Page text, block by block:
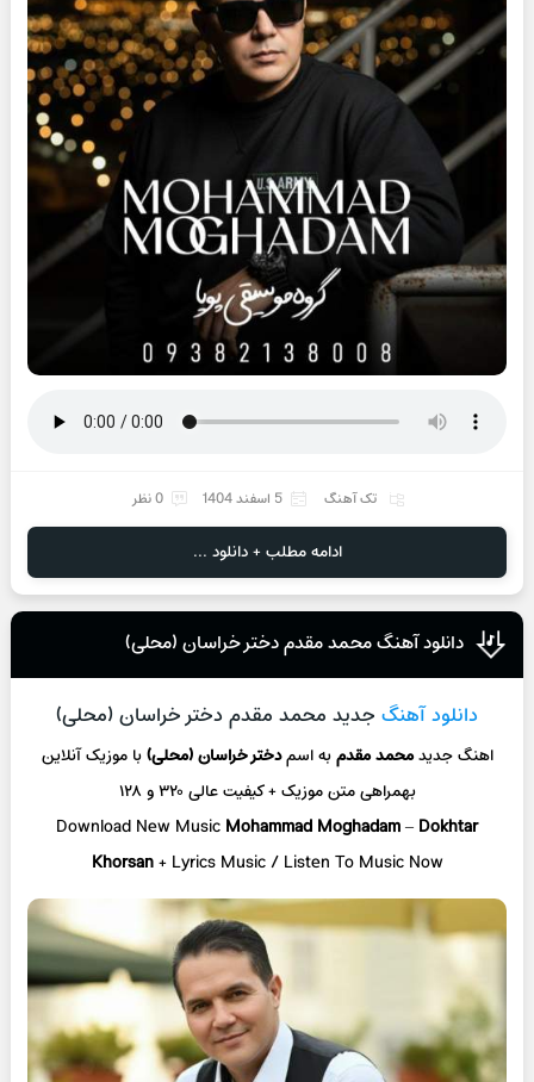
تک آهنگ 5 اسفند 1404 0 نظر
ادامه مطلب + دانلود ...
دانلود آهنگ محمد مقدم دختر خراسان (محلی)
دانلود آهنگ جدید محمد مقدم دختر خراسان (محلی)
اهنگ جدیدمحمد مقدمبه اسمدختر خراسان (محلی)با موزیک آنلاین
بهمراهی متن موزیک + کیفیت عالی ۳۲۰ و ۱۲۸
Download New Music Mohammad Moghadam– Dokhtar
Khorsan+ Lyrics Music / Listen To Music Now